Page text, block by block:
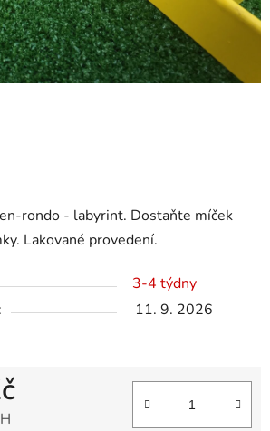
rondo - labyrint. Dostaňte míček
Lakované provedení.
3-4 týdny
11. 9. 2026